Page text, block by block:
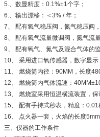
5.、数显精度：0.1%±1个字；
6.、输出漂移：＜3% / 年；
7、 配有氧气稳压阀，氮气稳压阀
8、 配有氧气流量微调阀，氮气流
9、 配有氧气、氮气及混合气体的
10、 采用进口氧传感器，数字显示
11、 燃烧筒内径：90MM，长度
12、 燃烧筒内气体流速：
13、 燃烧室采用恒温横流装置，
15、 配有手持式秒表，精度：0.01
16、 点火器一套，火焰的长度
三、仪器的工作条件